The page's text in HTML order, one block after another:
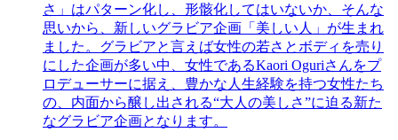
さ」はパターン化し、形骸化してはいないか、そんな
思いから、新しいグラビア企画「美しい人」が生まれ
ました。グラビアと言えば女性の若さとボディを売り
にした企画が多い中、女性であるKaori Oguriさんをプ
ロデューサーに据え、豊かな人生経験を持つ女性たち
の、内面から醸し出される“大人の美しさ”に迫る新た
なグラビア企画となります。